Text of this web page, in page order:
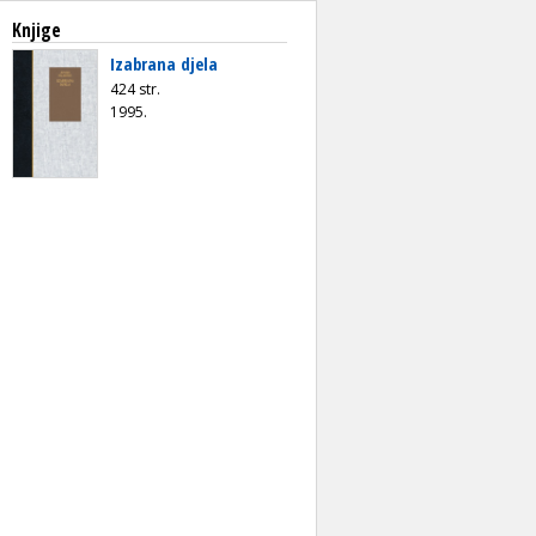
Knjige
Izabrana djela
424 str.
1995.